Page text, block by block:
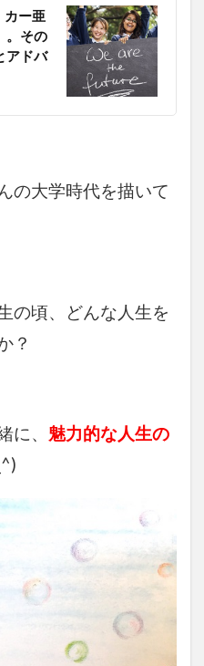
カー亜
。その
アドバ
の大学時代を描いて
の頃、どんな人生を
？
に、 魅力的な人生の